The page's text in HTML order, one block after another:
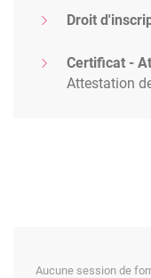
Droit
Certificat -
Attestation
Aucune session de